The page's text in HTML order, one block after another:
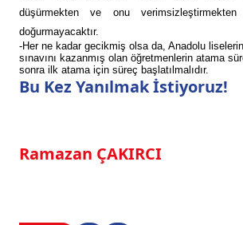
Bu Kez Yanılmak İstiyoruz!
Ramazan ÇAKIRCI
düşürmekten ve onu
doğurmayacaktır.
-Her ne kadar gecikmiş olsa da, Anadolu
sınavını kazanmış olan öğretmenlerin atama
sonra ilk atama için süreç başlatılmalıdır.